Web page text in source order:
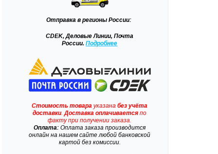
Отправка в регионы России:
CDEK, Деловые Линии, Почта
России.Подробнее
Стоимость товара указанабез учёта
доставки .Доставка оплачивается по
факту при получении заказа.
Оплата: Оплата заказа производится
онлайн на нашем сайте любой банковской
картой без комиссии.